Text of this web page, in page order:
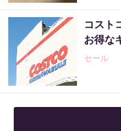
コスト
お得な
セール